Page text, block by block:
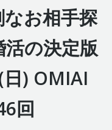
お相手探
活の決定版
日) OMIAI
回